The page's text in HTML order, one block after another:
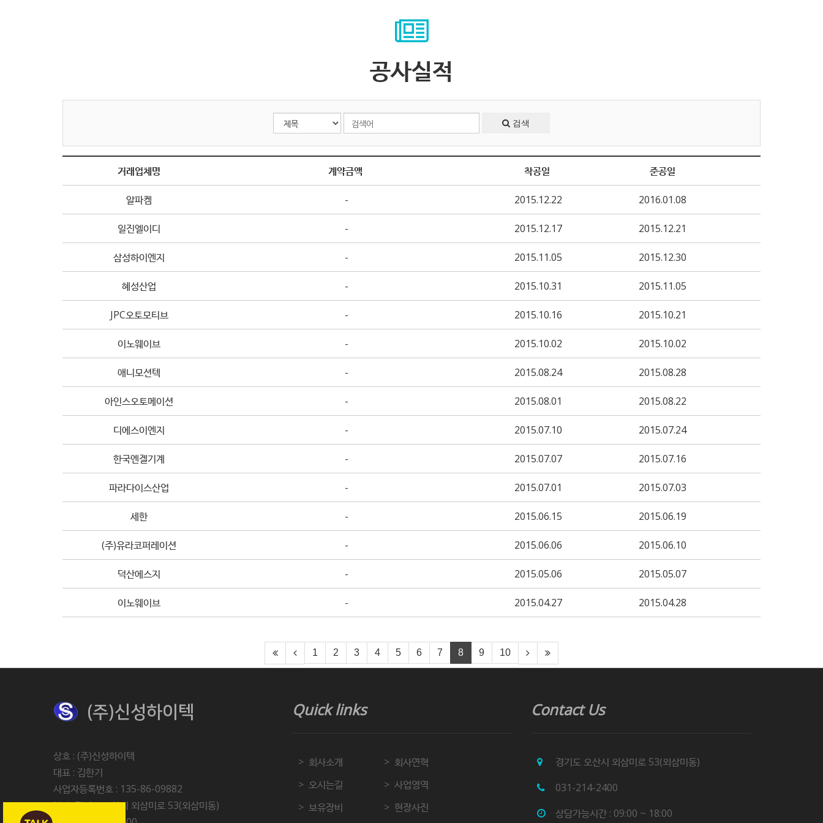
공사실적
검색
거래업체명 계약금액 착공일 준공일
알파켐 - 2015.12.22 2016.01.08
일진엘이디 - 2015.12.17 2015.12.21
삼성하이엔지 - 2015.11.05 2015.12.30
혜성산업 - 2015.10.31 2015.11.05
JPC오토모티브 - 2015.10.16 2015.10.21
이노웨이브 - 2015.10.02 2015.10.02
애니모션텍 - 2015.08.24 2015.08.28
아인스오토메이션 - 2015.08.01 2015.08.22
디에스이엔지 - 2015.07.10 2015.07.24
한국엔겔기계 - 2015.07.07 2015.07.16
파라다이스산업 - 2015.07.01 2015.07.03
세한 - 2015.06.15 2015.06.19
(주)유라코퍼레이션 - 2015.06.06 2015.06.10
덕산에스지 - 2015.05.06 2015.05.07
이노웨이브 - 2015.04.27 2015.04.28
1 2 3 4 5 6 7 8 9 10
(주)신성하이텍
상호 : (주)신성하이텍
대표 : 김한기
사업자등록번호 : 135-86-09882
본사 :경기도 오산시 외삼미로 53(외삼미동)
Quick links
회사소개
회사연혁
오시는길
사업영역
보유장비
현장사진
Contact Us
경기도 오산시 외삼미로 53(외삼미동)
031-214-2400
상담가능시간 : 09:00 ~ 18:00